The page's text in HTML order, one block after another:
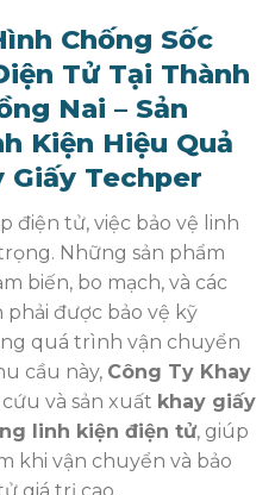
Chống Sốc
Tử Tại Thành
Nai – Sản
Kiện Hiệu Quả
Giấy Techper
điện tử, việc bảo vệ linh
Những sản phẩm
biến, bo mạch, và các
phải được bảo vệ kỹ
quá trình vận chuyển
cầu này, Công Ty Khay
và sản xuất khay giấy
linh kiện điện tử, giúp
khi vận chuyển và bảo